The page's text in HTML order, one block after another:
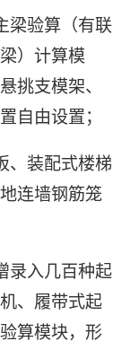
梁验算（有联
）计算模
挑支模架、
自由设置；
、装配式楼梯
连墙钢筋笼
录入几百种起
、履带式起
算模块，形